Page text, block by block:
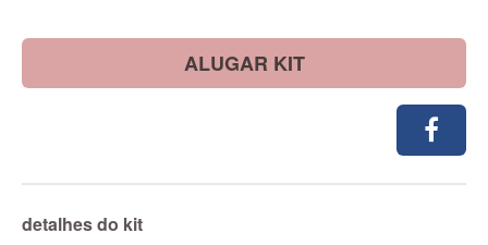
ALUGAR KIT
detalhes do kit